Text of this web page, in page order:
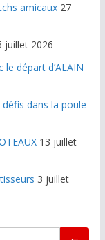
amicaux 27
juillet 2026
le départ d’ALAIN
dans la poule
13 juillet
3 juillet